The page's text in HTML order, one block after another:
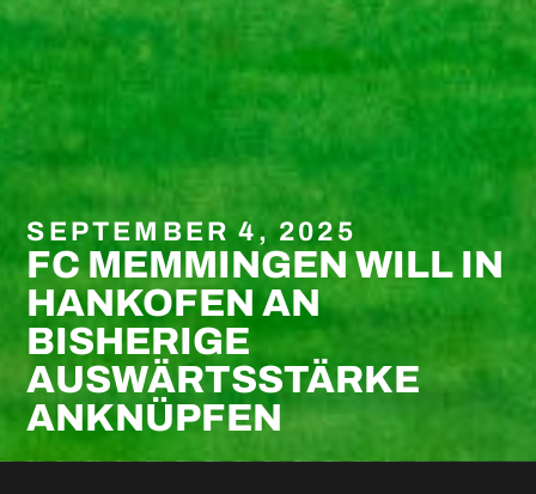
SEPTEMBER 4, 2025
FC MEMMINGEN WILL IN
HANKOFEN AN
BISHERIGE
AUSWÄRTSSTÄRKE
ANKNÜPFEN